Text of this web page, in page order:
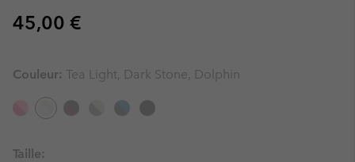
Regular price:
45,00 €
Couleur: Tea Light, Dark Stone, Dolphin
Taille: